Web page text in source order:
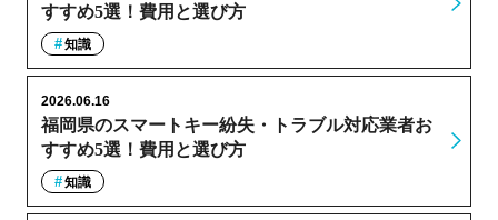
すすめ5選！費用と選び方
知識
福岡県のスマートキー紛失・トラブル対応業者お
すすめ5選！費用と選び方
2026.06.16
知識